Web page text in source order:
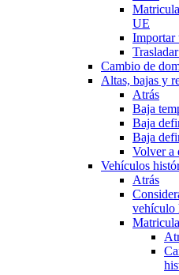
UE
Importar
Cambio de
Altas, bajas y
Atrás
Baja
Baja
Baja
Volver a
Vehículos
Atrás
vehículo